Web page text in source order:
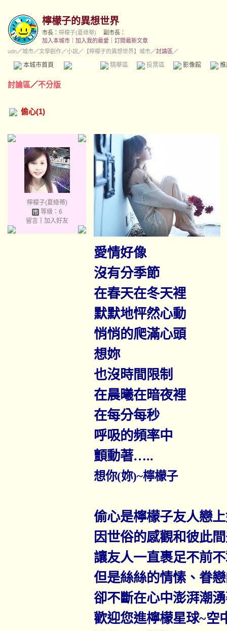
檸檬子的異想世界
市長： 檸檬子(夏綠蒂)
副市長：
加入本城市
加入我的最愛
訂閱最新文章
udn／城市／文學創作／小說／ 【檸檬子的異想世界】城市／討論區／
本城市首頁 精華區 投票區 影像館
討論區／不分版
偷心(1)
檸檬子(夏綠蒂)
等級：6
留言｜ 加入好友
愛情好像
沒有分季節
在春天在冬天裡
默默地怦然心動
悄悄的爬滿心頭
想妳
也沒時間限制
在晨曦在暗夜裡
在每分每秒
呼吸的頻率中
顫動著…..
想你(妳)~檸檬子
偷心是檸檬子友人戀
因世俗的感觀和彼此
讓友人一直裹足不前
但是絲絲的情愫、眷
卻不斷在心中澎湃潮
歡迎您進檸檬星球~空